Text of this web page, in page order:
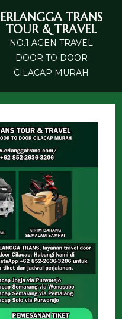
ERLANGGA TRANS
TOUR & TRAVEL
NO.1 AGEN TRAVEL
DOOR TO DOOR
CILACAP MURAH